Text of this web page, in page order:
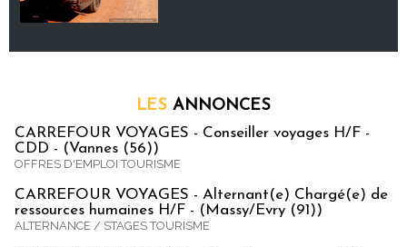
LES ANNONCES
CARREFOUR VOYAGES - Conseiller voyages H/F -
CDD - (Vannes (56))
OFFRES D'EMPLOI TOURISME
CARREFOUR VOYAGES - Alternant(e) Chargé(e) de
ressources humaines H/F - (Massy/Evry (91))
ALTERNANCE / STAGES TOURISME